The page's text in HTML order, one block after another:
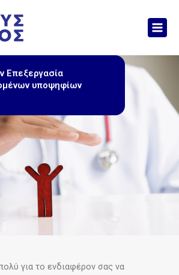
Επεξεργασία
υποψηφίων
για το ενδιαφέρον σας να